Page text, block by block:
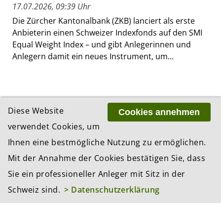
17.07.2026, 09:39 Uhr
Die Zürcher Kantonalbank (ZKB) lanciert als erste
Anbieterin einen Schweizer Indexfonds auf den SMI
Equal Weight Index – und gibt Anlegerinnen und
Anlegern damit ein neues Instrument, um...
Cookies annehmen
Diese Website
verwendet Cookies, um
Ihnen eine bestmögliche Nutzung zu ermöglichen.
Mit der Annahme der Cookies bestätigen Sie, dass
Sie ein professioneller Anleger mit Sitz in der
Schweiz sind. > Datenschutzerklärung